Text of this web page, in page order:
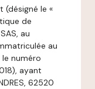
(désigné le «
de
au
au
le numéro
ayant
62520